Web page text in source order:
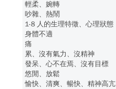
輕柔、婉轉
吵雜、熱鬧
1-8 人的生理特徵、心理狀態
身體不適
痛
累、沒有氣力、沒精神
發呆、心不在焉、沒有目標
悠閒、放鬆
愉快、清爽、暢快、精神高亢